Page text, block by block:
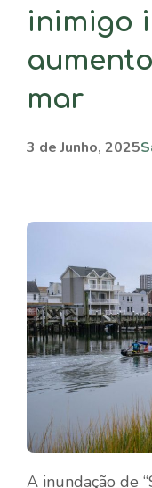
inimigo
mar
3 de Junho, 2025
A inundação de